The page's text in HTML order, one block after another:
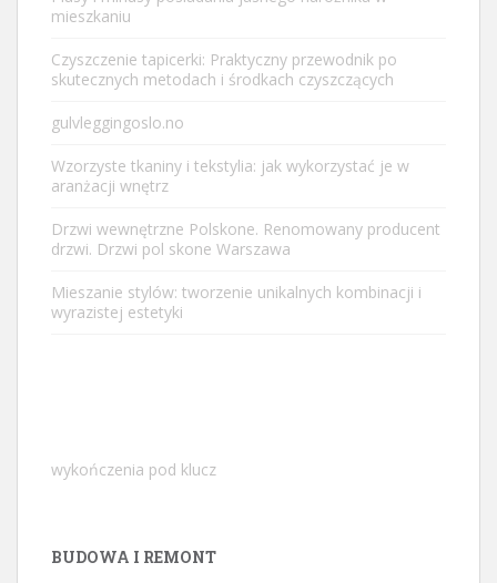
mieszkaniu
Czyszczenie tapicerki: Praktyczny przewodnik po
skutecznych metodach i środkach czyszczących
gulvleggingoslo.no
Wzorzyste tkaniny i tekstylia: jak wykorzystać je w
aranżacji wnętrz
Drzwi wewnętrzne Polskone. Renomowany producent
drzwi. Drzwi pol skone Warszawa
Mieszanie stylów: tworzenie unikalnych kombinacji i
wyrazistej estetyki
wykończenia pod klucz
BUDOWA I REMONT